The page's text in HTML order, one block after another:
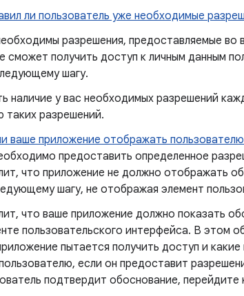
ли пользователь уже необходимые
разрешения, предоставляемые во
сможет получить доступ к личным данным
шагу.
наличие у вас необходимых разрешений
разрешений.
ваше приложение отображать
предоставить определенное
что приложение не должно отображать
шагу, не отображая элемент
что ваше приложение должно показать
пользовательского интерфейса. В этом
пытается получить доступ и
если он предоставит
подтвердит обоснование,